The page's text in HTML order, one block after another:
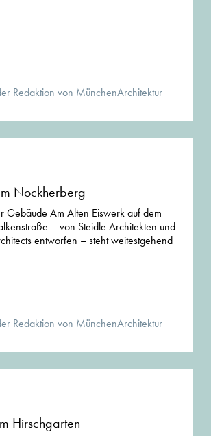
Redaktion von MünchenArchitektur
Nockherberg
Gebäude Am Alten Eiswerk auf dem
– von Steidle Architekten und
entworfen – steht weitestgehend
Redaktion von MünchenArchitektur
Hirschgarten